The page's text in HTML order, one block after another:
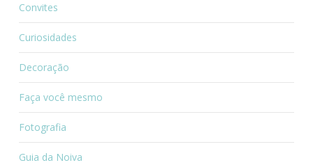
Convites
Curiosidades
Decoração
Faça você mesmo
Fotografia
Guia da Noiva